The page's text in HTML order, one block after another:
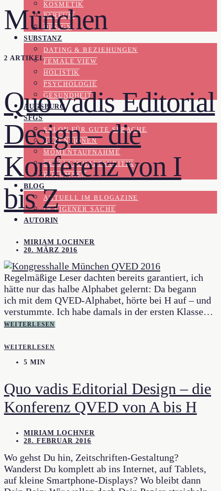
KOSMETIK
PARFUM
DESIGN
SUBSTANZ
DATING & BEZIEHUNGEN
FEMALE VIEW
HOLISTIK
PSYCHOLOGIE
GESUNDHEIT
AUGSBURG
SFGS
SALON FÜR GUTE SPRACHE
REZENSIONEN
MOMENTAUFNAHME
GESELLSCHAFTSKRITIK
KOLUMNEN
BLOG
AKTUELL IM BLOGAZINE
IN EIGENER SACHE
AUTORIN
München
2 ARTIKEL
Quo vadis Editorial
Design – die
Konferenz von I
bis Z
MIRIAM LOCHNER
20. MÄRZ 2016
Regelmäßige Leser dachten bereits garantiert, ich
hätte nur das halbe Alphabet gelernt: Da begann
ich mit dem QVED-Alphabet, hörte bei H auf – und
verstummte. Ich habe damals in der ersten Klasse…
WEITERLESEN
WEITERLESEN
5 MIN
Quo vadis Editorial Design – die
Konferenz QVED von A bis H
MIRIAM LOCHNER
28. FEBRUAR 2016
Wo gehst Du hin, Zeitschriften-Gestaltung?
Wanderst Du komplett ab ins Internet, auf Tablets,
auf kleine Smartphone-Displays? Wo bleibt dann